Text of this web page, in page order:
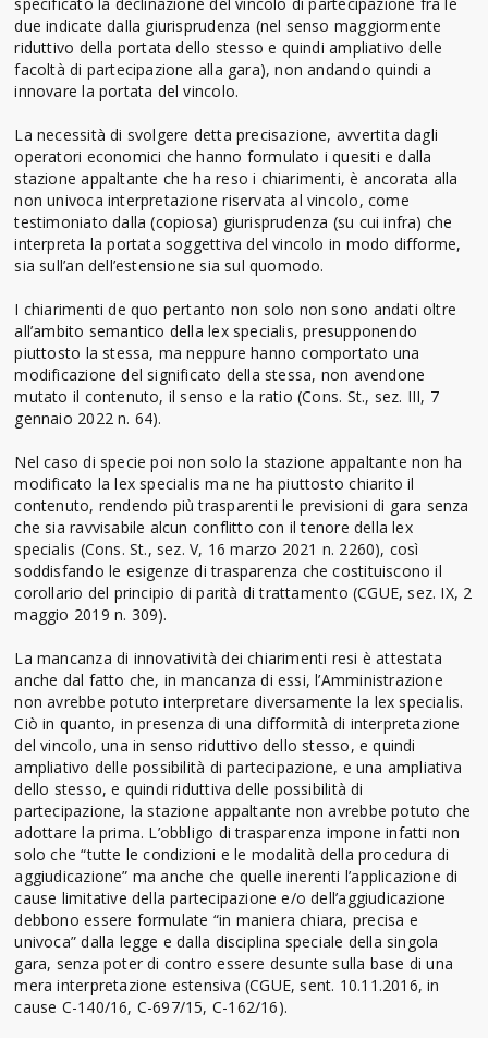
due indicate dalla giurisprudenza (nel senso maggiormente
riduttivo della portata dello stesso e quindi ampliativo delle
facoltà di partecipazione alla gara), non andando quindi a
innovare la portata del vincolo.
La necessità di svolgere detta precisazione, avvertita dagli
operatori economici che hanno formulato i quesiti e dalla
stazione appaltante che ha reso i chiarimenti, è ancorata alla
non univoca interpretazione riservata al vincolo, come
testimoniato dalla (copiosa) giurisprudenza (su cui infra) che
interpreta la portata soggettiva del vincolo in modo difforme,
sia sull’an dell’estensione sia sul quomodo.
I chiarimenti de quo pertanto non solo non sono andati oltre
all’ambito semantico della lex specialis, presupponendo
piuttosto la stessa, ma neppure hanno comportato una
modificazione del significato della stessa, non avendone
mutato il contenuto, il senso e la ratio (Cons. St., sez. III, 7
gennaio 2022 n. 64).
Nel caso di specie poi non solo la stazione appaltante non ha
modificato la lex specialis ma ne ha piuttosto chiarito il
contenuto, rendendo più trasparenti le previsioni di gara senza
che sia ravvisabile alcun conflitto con il tenore della lex
specialis (Cons. St., sez. V, 16 marzo 2021 n. 2260), così
soddisfando le esigenze di trasparenza che costituiscono il
corollario del principio di parità di trattamento (CGUE, sez. IX, 2
maggio 2019 n. 309).
La mancanza di innovatività dei chiarimenti resi è attestata
anche dal fatto che, in mancanza di essi, l’Amministrazione
non avrebbe potuto interpretare diversamente la lex specialis.
Ciò in quanto, in presenza di una difformità di interpretazione
del vincolo, una in senso riduttivo dello stesso, e quindi
ampliativo delle possibilità di partecipazione, e una ampliativa
dello stesso, e quindi riduttiva delle possibilità di
partecipazione, la stazione appaltante non avrebbe potuto che
adottare la prima. L’obbligo di trasparenza impone infatti non
solo che “tutte le condizioni e le modalità della procedura di
aggiudicazione” ma anche che quelle inerenti l’applicazione di
cause limitative della partecipazione e/o dell’aggiudicazione
debbono essere formulate “in maniera chiara, precisa e
univoca” dalla legge e dalla disciplina speciale della singola
gara, senza poter di contro essere desunte sulla base di una
mera interpretazione estensiva (CGUE, sent. 10.11.2016, in
cause C-140/16, C-697/15, C-162/16).